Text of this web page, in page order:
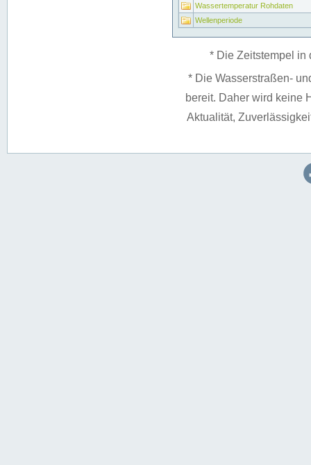
Wassertemperatur Rohdaten
Wellenperiode
* Die Zeitstempel in
* Die Wasserstraßen-
bereit. Daher wird keine
Aktualität,